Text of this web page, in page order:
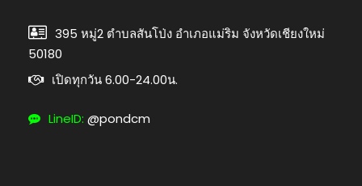
395 หมู่2 ตำบลสันโป่ง อำเภอแม่ริม จังหวัดเชียงใหม่
50180
เปิดทุกวัน 6.00-24.00น.
LineID: @pondcm